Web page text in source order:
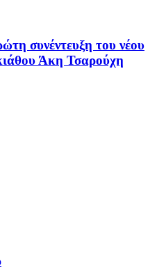
συνέντευξη του νέου
Άκη Τσαρούχη